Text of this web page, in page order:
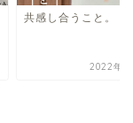
共感し合うこと。
2022年3